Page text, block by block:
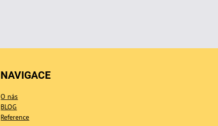
NAVIGACE
O nás
BLOG
Reference